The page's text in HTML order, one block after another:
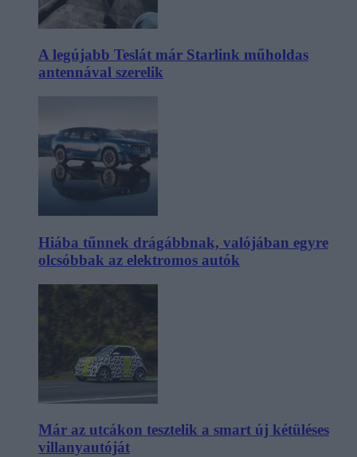
A legújabb Teslát már Starlink műholdas
antennával szerelik
Hiába tűnnek drágábbnak, valójában egyre
olcsóbbak az elektromos autók
Már az utcákon tesztelik a smart új kétüléses
villanyautóját